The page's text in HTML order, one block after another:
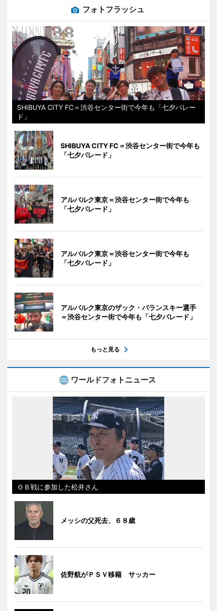
フォトフラッシュ
SHIBUYA CITY FC＝渋谷センター街で今年も「七夕パレー
ド」
SHIBUYA CITY FC＝渋谷センター街で今年も
「七夕パレード」
アルバルク東京＝渋谷センター街で今年も
「七夕パレード」
アルバルク東京＝渋谷センター街で今年も
「七夕パレード」
アルバルク東京のザック・バランスキー選手
＝渋谷センター街で今年も「七夕パレード」
もっと見る
ワールドフォトニュース
ＯＢ戦に参加した松井さん
メッシの父死去、６８歳
佐野航がＰＳＶ移籍 サッカー